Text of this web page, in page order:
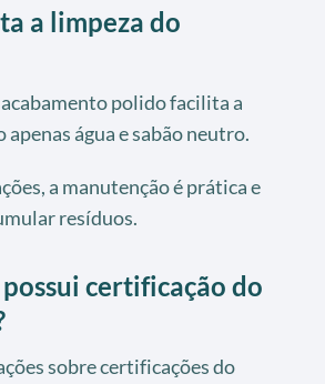
a limpeza do
polido facilita a
apenas água e sabão neutro.
a manutenção é prática e
resíduos.
certificação do
sobre certificações do